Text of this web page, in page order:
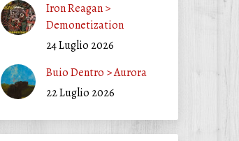
Iron Reagan >
Demonetization
24 Luglio 2026
Buio Dentro > Aurora
22 Luglio 2026